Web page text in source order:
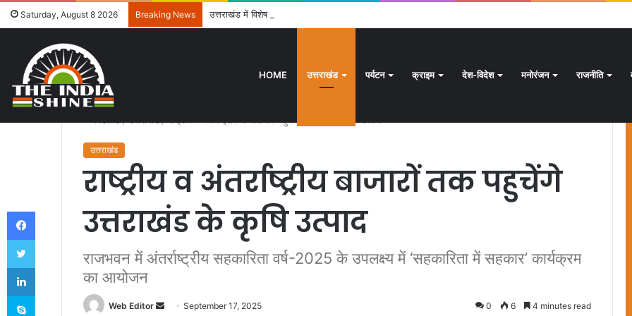
Saturday, August 8 2026 Breaking News उत्तराखंड में विशेष गहन पुनरीक्षण अभियान जारी, 24.30 लाख में से 20.27 लाख मतदाताओं तक पहुंचे नोटिस: सीईओ
HOME उत्तराखंड पर्यटन क्राइम देश-विदेश मनोरंजन राजनीति
उत्तराखंड
राष्ट्रीय व अंतर्राष्ट्रीय बाजारों तक पहुचेंगे
उत्तराखंड के कृषि उत्पाद
राजभवन में अंतर्राष्ट्रीय सहकारिता वर्ष-2025 के उपलक्ष्य में ‘सहकारिता में सहकार’ कार्यक्रम
का आयोजन
Web Editor September 17, 2025 0 6 4 minutes read